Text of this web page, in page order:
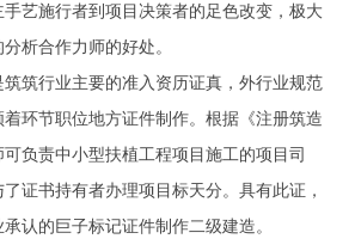
艺施行者到项目决策者的足色改变，极大
析合作力师的好处。
行业主要的准入资历证真，外行业规范
环节职位地方证件制作。根据《注册筑造
负责中小型扶植工程项目施工的项目司
证书持有者办理项目标天分。具有此证，
认的巨子标记证件制作二级建造。